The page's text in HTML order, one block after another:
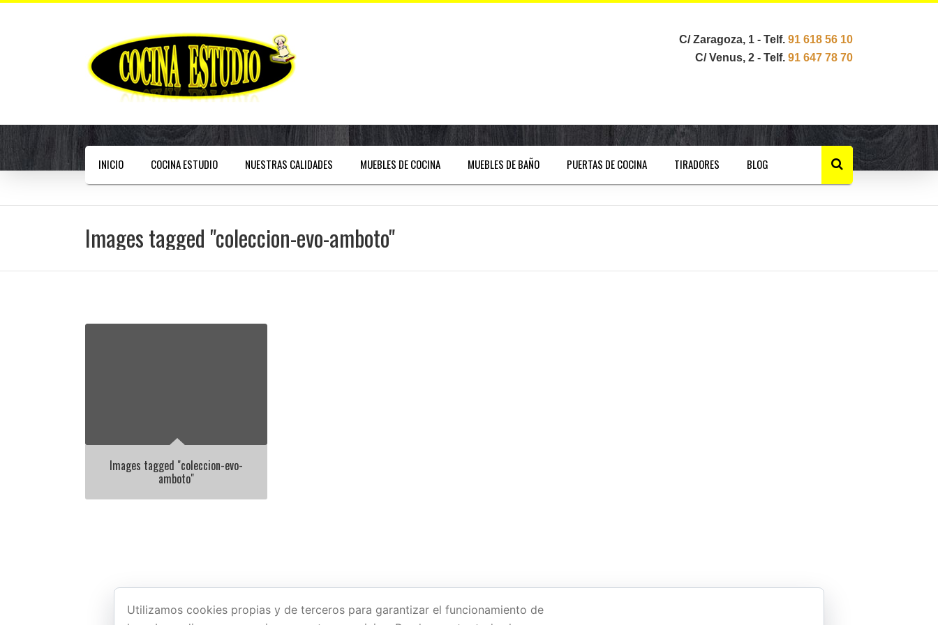
C/ Zaragoza, 1 - Telf. 91 618 56 10
C/ Venus, 2 - Telf. 91 647 78 70
INICIO COCINA ESTUDIO NUESTRAS CALIDADES MUEBLES DE COCINA MUEBLES DE BAÑO PUERTAS DE COCINA TIRADORES BLOG
Images tagged "coleccion-evo-amboto"
Images tagged "coleccion-evo-
amboto"
Utilizamos cookies propias y de terceros para garantizar el funcionamiento de